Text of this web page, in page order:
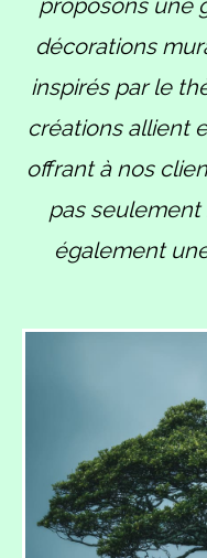
proposons une
décorations
inspirés par le
créations allient
offrant à nos
pas
également